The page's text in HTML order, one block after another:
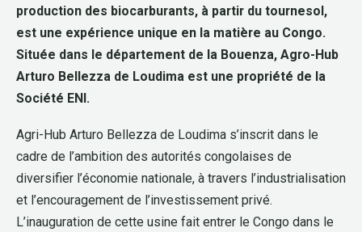
production des biocarburants, à partir du tournesol,
est une expérience unique en la matière au Congo.
Située dans le département de la Bouenza, Agro-Hub
Arturo Bellezza de Loudima est une propriété de la
Société ENI.
Agri-Hub Arturo Bellezza de Loudima s’inscrit dans le
cadre de l’ambition des autorités congolaises de
diversifier l’économie nationale, à travers l’industrialisation
et l’encouragement de l’investissement privé.
L’inauguration de cette usine fait entrer le Congo dans le